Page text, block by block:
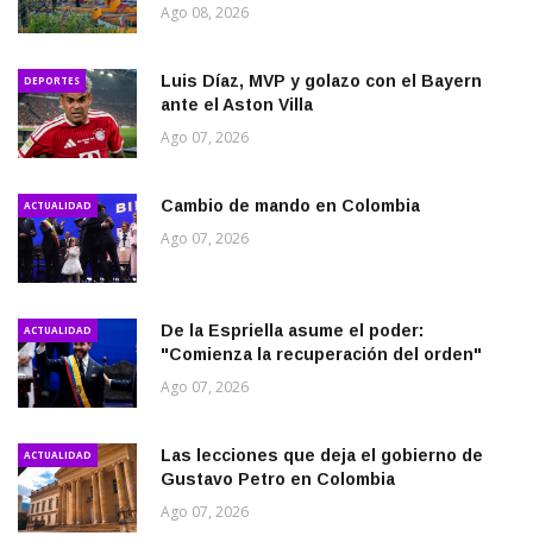
Ago 08, 2026
DEPORTES
Luis Díaz, MVP y golazo con el Bayern
ante el Aston Villa
Ago 07, 2026
ACTUALIDAD Cambio de mando en Colombia
Ago 07, 2026
ACTUALIDAD
De la Espriella asume el poder:
"Comienza la recuperación del orden"
Ago 07, 2026
ACTUALIDAD
Las lecciones que deja el gobierno de
Gustavo Petro en Colombia
Ago 07, 2026